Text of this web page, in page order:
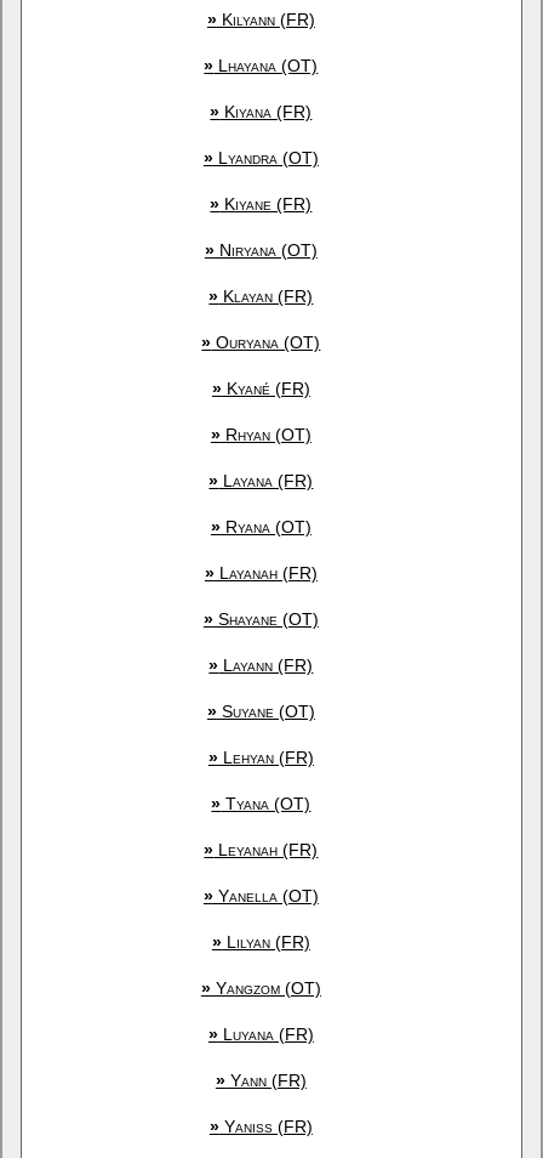
»Kilyann (FR)
» Lhayana (OT)
» Kiyana (FR)
»Lyandra (OT)
» Kiyane (FR)
»Niryana (OT)
» Klayan (FR)
» Ouryana (OT)
»Kyané (FR)
»Rhyan (OT)
» Layana (FR)
»Ryana (OT)
»Layanah (FR)
»Shayane (OT)
» Layann (FR)
»Suyane (OT)
»Lehyan (FR)
» Tyana (OT)
» Leyanah (FR)
»Yanella (OT)
»Lilyan (FR)
»Yangzom (OT)
»Luyana (FR)
»Yann (FR)
»Yaniss (FR)